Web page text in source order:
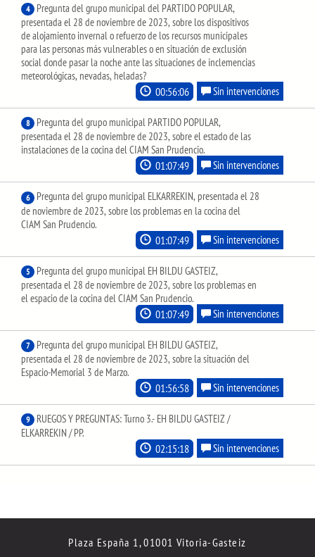
4
Pregunta del grupo municipal del PARTIDO POPULAR,
presentada el 28 de noviembre de 2023, sobre los dispositivos
de alojamiento invernal o refuerzo de los recursos municipales
para las personas más vulnerables o en situación de exclusión
social donde pasar la noche ante las situaciones de inclemencias
meteorológicas, nevadas, heladas?
00:56:06 Sin intervenciones
8
Pregunta del grupo municipal PARTIDO POPULAR,
presentada el 28 de noviembre de 2023, sobre el estado de las
instalaciones de la cocina del CIAM San Prudencio.
01:07:49 Sin intervenciones
6
Pregunta del grupo municipal ELKARREKIN, presentada el 28
de noviembre de 2023, sobre los problemas en la cocina del
CIAM San Prudencio.
01:07:49 Sin intervenciones
5
Pregunta del grupo municipal EH BILDU GASTEIZ,
presentada el 28 de noviembre de 2023, sobre los problemas en
el espacio de la cocina del CIAM San Prudencio.
01:07:49 Sin intervenciones
7
Pregunta del grupo municipal EH BILDU GASTEIZ,
presentada el 28 de noviembre de 2023, sobre la situación del
Espacio-Memorial 3 de Marzo.
01:56:58 Sin intervenciones
9
RUEGOS Y PREGUNTAS: Turno 3.- EH BILDU GASTEIZ /
ELKARREKIN / PP.
02:15:18 Sin intervenciones
Plaza España 1, 01001 Vitoria-Gasteiz